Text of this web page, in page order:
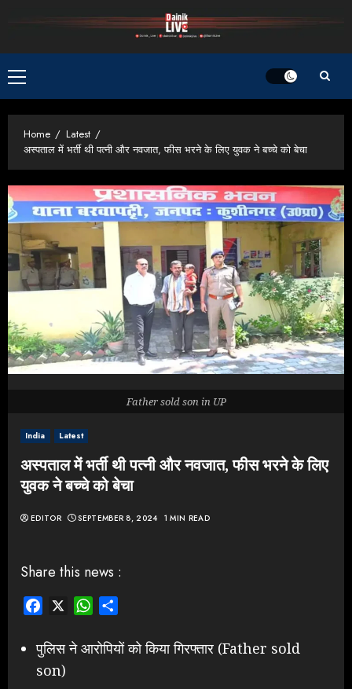
Primary
Menu
Home
Latest
अस्पताल में भर्ती थी पत्नी और नवजात, फीस भरने के लिए युवक ने बच्चे को बेचा
India Latest
अस्पताल में भर्ती थी पत्नी और नवजात, फीस भरने के लिए
युवक ने बच्चे को बेचा
EDITOR SEPTEMBER 8, 2024 1 MIN READ
Father sold son in UP
Share this news :
Facebook WhatsApp
पुलिस ने आरोपियों को किया गिरफ्तार (Father sold
son)